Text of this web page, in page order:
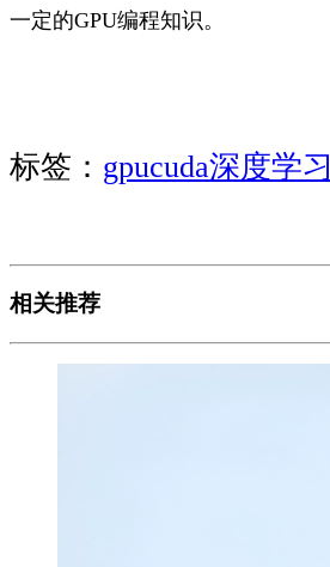
一定的GPU编程知识。
标签： gpucuda深度学习
相关推荐